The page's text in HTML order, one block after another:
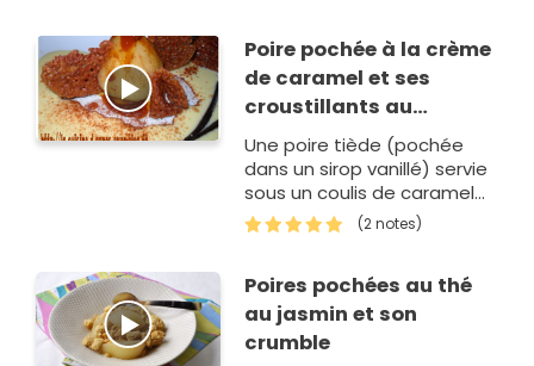
Poire pochée à la crème
de caramel et ses
croustillants au
chocolat
Une poire tiède (pochée
dans un sirop vanillé) servie
sous un coulis de caramel
au beurre salé avec des
croustillants au
anglaise.
(2 notes)
Poires pochées au thé
au jasmin et son
crumble